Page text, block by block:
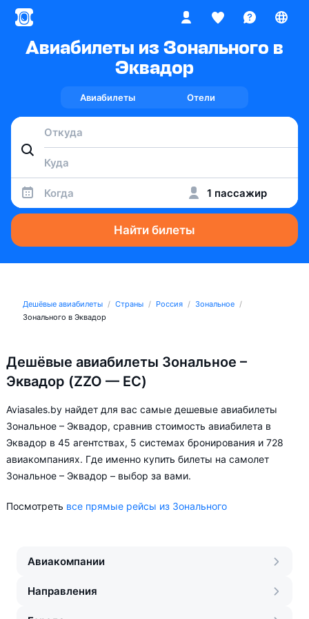
Авиабилеты из Зонального в
Эквадор
Авиабилеты Отели
Когда 1 пассажир
Найти билеты
Дешёвые авиабилеты Страны Россия
Зональное
Зонального в Эквадор
Дешёвые авиабилеты Зональное –
Эквадор (ZZO — EC)
Aviasales.by найдет для вас самые дешевые авиабилеты
Зональное – Эквадор, сравнив стоимость авиабилета в
Эквадор в 45 агентствах, 5 системах бронирования и 728
авиакомпаниях. Где именно купить билеты на самолет
Зональное – Эквадор – выбор за вами.
Посмотреть все прямые рейсы из Зонального
Авиакомпании
Направления